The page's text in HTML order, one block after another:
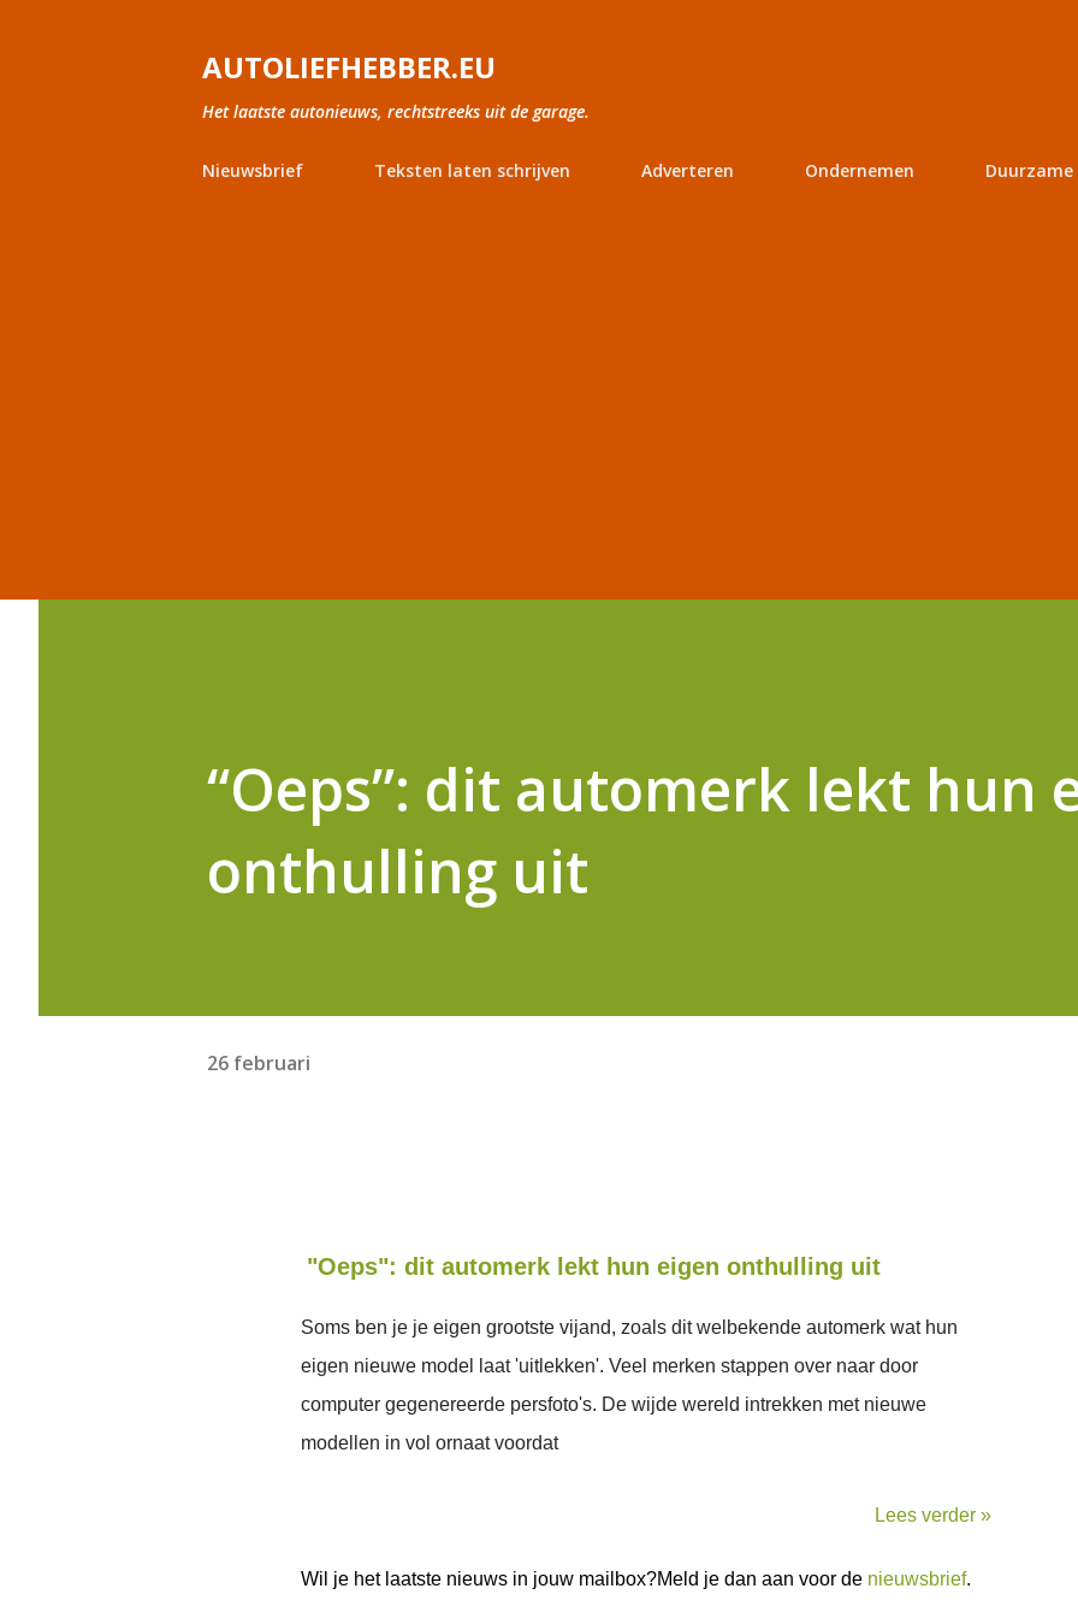
AUTOLIEFHEBBER.EU
Het laatste autonieuws, rechtstreeks uit de garage.
Nieuwsbrief Teksten laten schrijven Adverteren Ondernemen Duurzame
“Oeps”: dit automerk lekt hun
onthulling uit
26 februari
"Oeps": dit automerk lekt hun eigen onthulling uit
Soms ben je je eigen grootste vijand, zoals dit welbekende automerk wat hun
eigen nieuwe model laat 'uitlekken'. Veel merken stappen over naar door
computer gegenereerde persfoto's. De wijde wereld intrekken met nieuwe
modellen in vol ornaat voordat
Lees verder »
Wil je het laatste nieuws in jouw mailbox?Meld je dan aan voor de nieuwsbrief.